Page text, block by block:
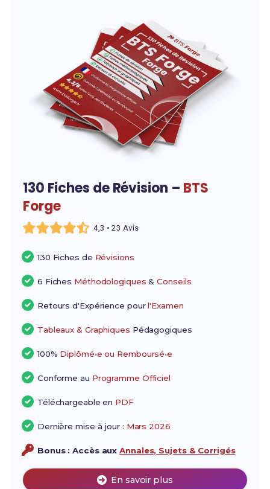
130 Fiches de Révision – BTS
Forge
4,3 • 23 Avis
130 Fiches de Révisions
6 Fiches Méthodologiques &Conseils
Retours d'Expérience pourl'Examen
Tableaux & Graphiques Pédagogiques
100% Diplômé•e ou Remboursé•e
Conforme au Programme Officiel
Téléchargeable en PDF
Dernière mise à jour : Mars 2026
Bonus : Accès auxAnnales, Sujets & Corrigés
En savoir plus